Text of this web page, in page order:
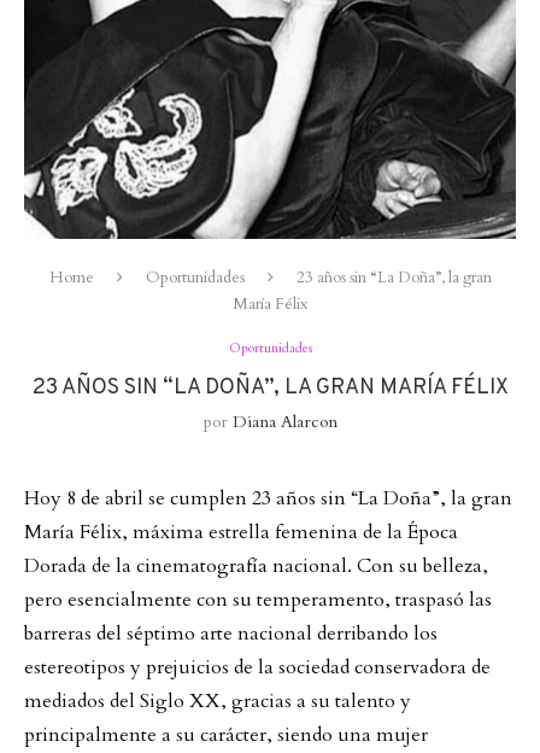
Home Oportunidades
23 años sin “La Doña”, la gran
María Félix
Oportunidades
23 AÑOS SIN “LA DOÑA”, LA GRAN MARÍA FÉLIX
por Diana Alarcon
Hoy 8 de abril se cumplen 23 años sin “La Doña”, la gran
María Félix, máxima estrella femenina de la Época
Dorada de la cinematografía nacional. Con su belleza,
pero esencialmente con su temperamento, traspasó las
barreras del séptimo arte nacional derribando los
estereotipos y prejuicios de la sociedad conservadora de
mediados del Siglo XX, gracias a su talento y
principalmente a su carácter, siendo una mujer